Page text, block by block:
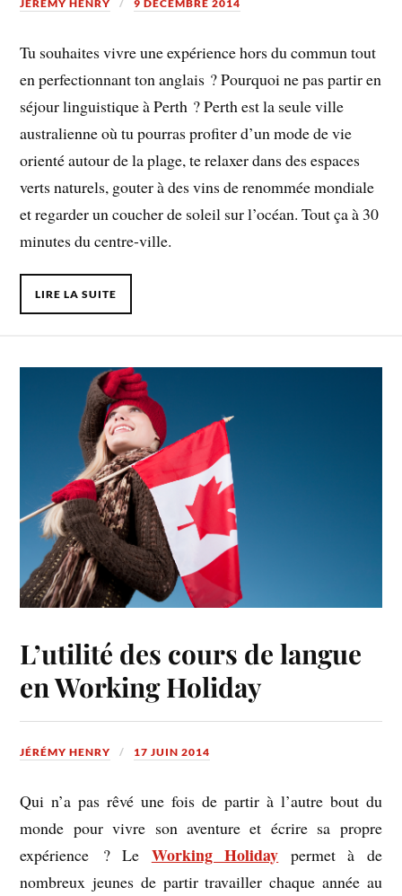
JÉRÉMY HENRY 9 DÉCEMBRE 2014
Tu souhaites vivre une expérience hors du commun tout
en perfectionnant ton anglais ? Pourquoi ne pas partir en
séjour linguistique à Perth ? Perth est la seule ville
australienne où tu pourras profiter d’un mode de vie
orienté autour de la plage, te relaxer dans des espaces
verts naturels, gouter à des vins de renommée mondiale
et regarder un coucher de soleil sur l’océan. Tout ça à 30
minutes du centre-ville.
LIRE LA SUITE
L’utilité des cours de langue
en Working Holiday
JÉRÉMY HENRY 17 JUIN 2014
Qui n’a pas rêvé une fois de partir à l’autre bout du
monde pour vivre son aventure et écrire sa propre
expérience ? Le Working Holiday permet à de
nombreux jeunes de partir travailler chaque année au